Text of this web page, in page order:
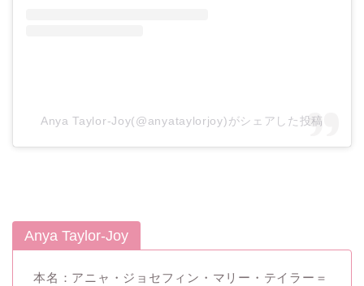
Anya Taylor-Joy(@anyataylorjoy)がシェアした投稿
Anya Taylor-Joy
本名：アニャ・ジョセフィン・マリー・テイラー＝